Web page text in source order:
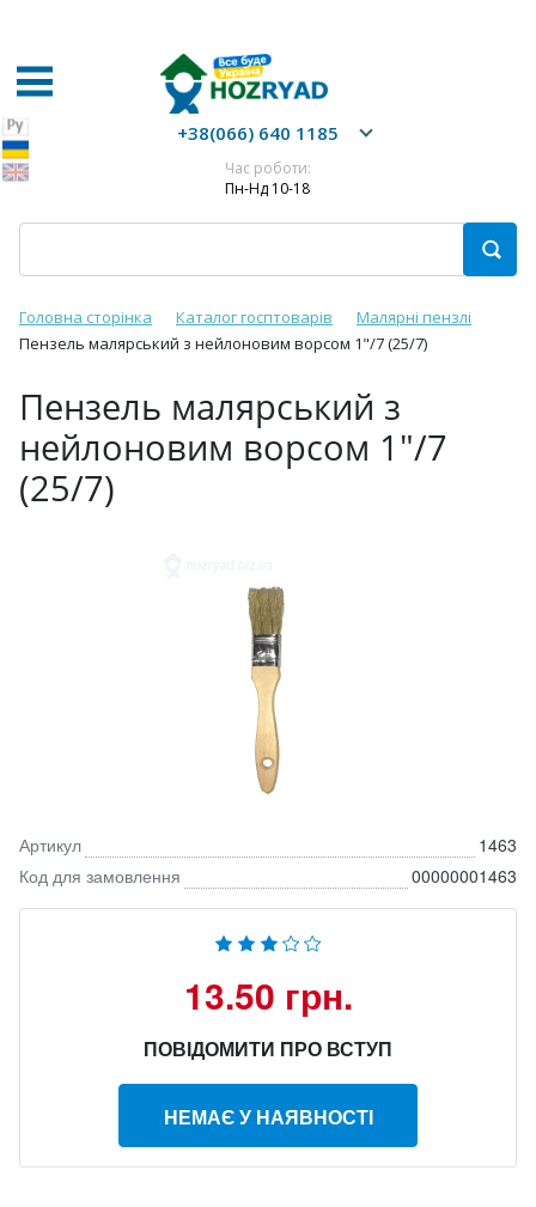
+38(066) 640 1185
Час роботи:
Пн-Нд 10-18
Головна сторінка Каталог госптоварів
Малярні пензлі
Пензель малярський з нейлоновим ворсом 1"/7 (25/7)
Пензель малярський з
нейлоновим ворсом 1"/7
(25/7)
Артикул
1463
Код для замовлення
00000001463
13.50 грн.
ПОВІДОМИТИ ПРО ВСТУП
НЕМАЄ У НАЯВНОСТІ